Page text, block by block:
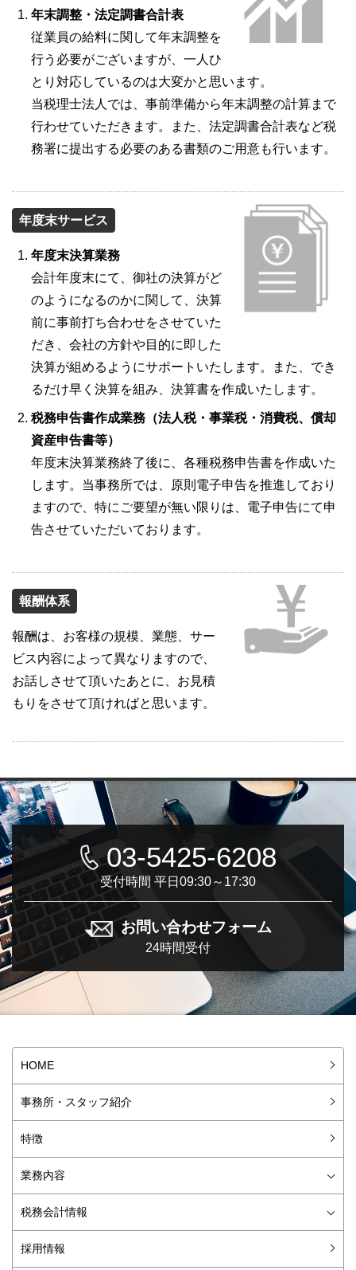
年末調整・法定調書合計表
従業員の給料に関して年末調整を
行う必要がございますが、一人ひ
とり対応しているのは大変かと思います。
当税理士法人では、事前準備から年末調整の計算まで
行わせていただきます。また、法定調書合計表など税
務署に提出する必要のある書類のご用意も行います。
年度末サービス
年度末決算業務
会計年度末にて、御社の決算がど
のようになるのかに関して、決算
前に事前打ち合わせをさせていた
だき、会社の方針や目的に即した
決算が組めるようにサポートいたします。また、でき
るだけ早く決算を組み、決算書を作成いたします。
税務申告書作成業務（法人税・事業税・消費税、償却
資産申告書等）
年度末決算業務終了後に、各種税務申告書を作成いた
します。当事務所では、原則電子申告を推進しており
ますので、特にご要望が無い限りは、電子申告にて申
告させていただいております。
報酬体系
報酬は、お客様の規模、業態、サー
ビス内容によって異なりますので、
お話しさせて頂いたあとに、お見積
もりをさせて頂ければと思います。
03-5425-6208
受付時間 平日09:30～17:30
お問い合わせフォーム
24時間受付
HOME
事務所・スタッフ紹介
特徴
業務内容
税務会計情報
採用情報